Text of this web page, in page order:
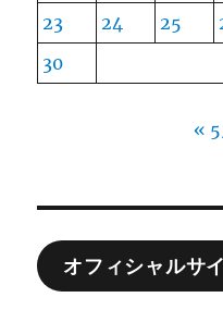
23
24 25
30
« 5
オフィシャルサ